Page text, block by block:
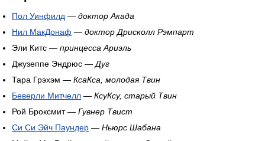
Пол Уинфилд — доктор Акада
Нил МакДонаф — доктор Дрисколл Рэмпарт
Эли Китс — принцесса Ариэль
Джузеппе Эндрюс — Дуг
Тара Грэхэм — КсаКса, молодая Твин
Беверли Митчелл — КсуКсу, старый Твин
Рой Броксмит — Гувнер Твист
Си Си Эйч Паундер — Ньюрс Шабана